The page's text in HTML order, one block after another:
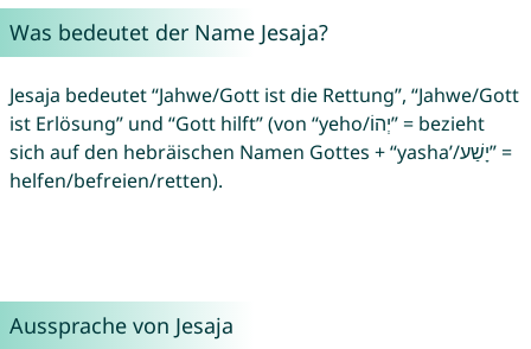
Was bedeutet der Name Jesaja?
Jesaja bedeutet “Jahwe/Gott ist die Rettung”, “Jahwe/Gott
ist Erlösung” und “Gott hilft” (von “yeho/יְהוֹ” = bezieht
sich auf den hebräischen Namen Gottes + “yasha’/יָשַׁע” =
helfen/befreien/retten).
Aussprache von Jesaja